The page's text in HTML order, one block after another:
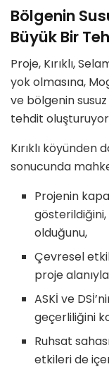
Bölgenin
Büyük Bir
Proje, Kırıklı,
yok olmasına,
ve bölgenin
tehdit
Kırıklı köyünden
sonucunda
Projenin
olduğunu,
Çevresel
proje
ASKİ ve
geçerliliğini
Ruhsat
etkileri de